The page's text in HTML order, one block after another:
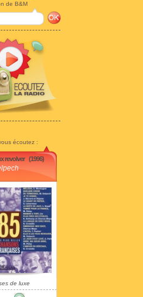
de B&M
écoutez :
revolver (1996)
de luxe